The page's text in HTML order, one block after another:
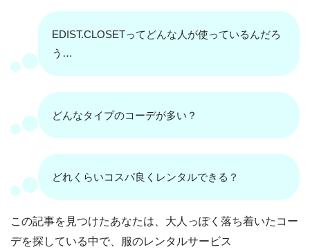
EDIST.CLOSETってどんな人が使っているんだろ
う…
どんなタイプのコーデが多い？
どれくらいコスパ良くレンタルできる？
この記事を見つけたあなたは、大人っぽく落ち着いたコー
デを探している中で、服のレンタルサービス